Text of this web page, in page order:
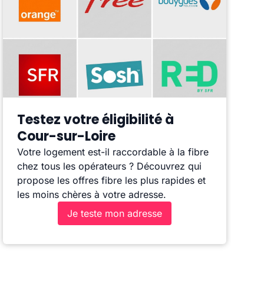
Testez votre éligibilité à
Cour-sur-Loire
Votre logement est-il raccordable à la fibre
chez tous les opérateurs ? Découvrez qui
propose les offres fibre les plus rapides et
les moins chères à votre adresse.
Je teste mon adresse